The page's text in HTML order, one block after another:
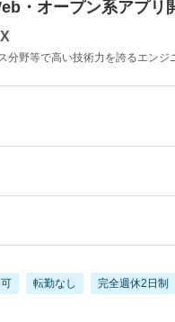
・オープン系アプリ
分野等で高い技術力を誇るエンジ
転勤なし 完全週休2日制